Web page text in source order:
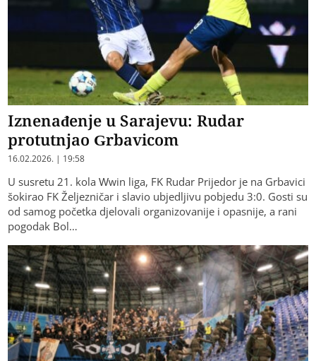
Iznenađenje u Sarajevu: Rudar
protutnjao Grbavicom
16.02.2026. | 19:58
U susretu 21. kola Wwin liga, FK Rudar Prijedor je na Grbavici
šokirao FK Željezničar i slavio ubjedljivu pobjedu 3:0. Gosti su
od samog početka djelovali organizovanije i opasnije, a rani
pogodak Bol…